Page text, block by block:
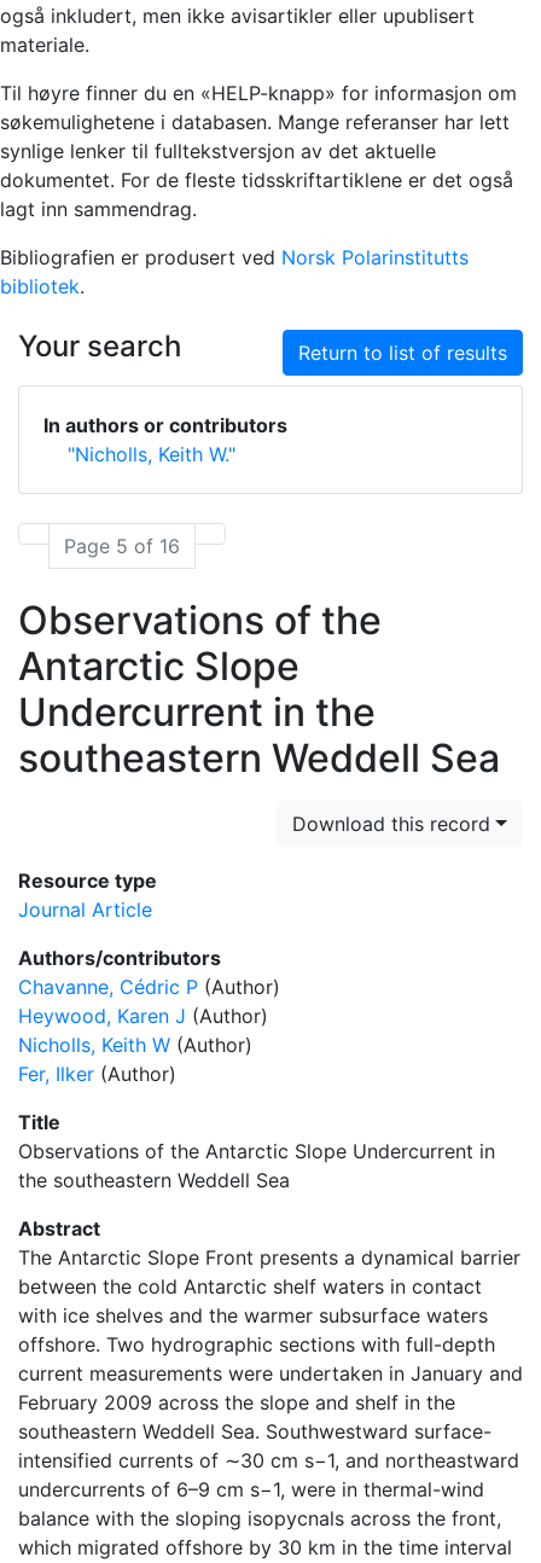
også inkludert, men ikke avisartikler eller upublisert
materiale.
Til høyre finner du en «HELP-knapp» for informasjon om
søkemulighetene i databasen. Mange referanser har lett
synlige lenker til fulltekstversjon av det aktuelle
dokumentet. For de fleste tidsskriftartiklene er det også
lagt inn sammendrag.
Bibliografien er produsert ved Norsk Polarinstitutts
bibliotek.
Your search Return to list of results
In authors or contributors
"Nicholls, Keith W."
Page 5 of 16
Observations of the
Antarctic Slope
Undercurrent in the
southeastern Weddell Sea
Download this record
Resource type
Journal Article
Authors/contributors
Chavanne, Cédric P (Author)
Heywood, Karen J (Author)
Nicholls, Keith W (Author)
Fer, Ilker (Author)
Title
Observations of the Antarctic Slope Undercurrent in
the southeastern Weddell Sea
Abstract
The Antarctic Slope Front presents a dynamical barrier
between the cold Antarctic shelf waters in contact
with ice shelves and the warmer subsurface waters
offshore. Two hydrographic sections with full-depth
current measurements were undertaken in January and
February 2009 across the slope and shelf in the
southeastern Weddell Sea. Southwestward surface-
intensified currents of ∼30 cm s−1, and northeastward
undercurrents of 6–9 cm s−1, were in thermal-wind
balance with the sloping isopycnals across the front,
which migrated offshore by 30 km in the time interval